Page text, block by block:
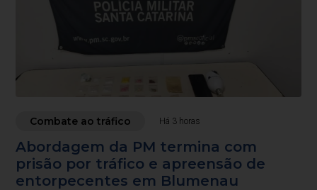
Combate ao tráfico Há 3 horas
Abordagem da PM termina com
prisão por tráfico e apreensão de
entorpecentes em Blumenau